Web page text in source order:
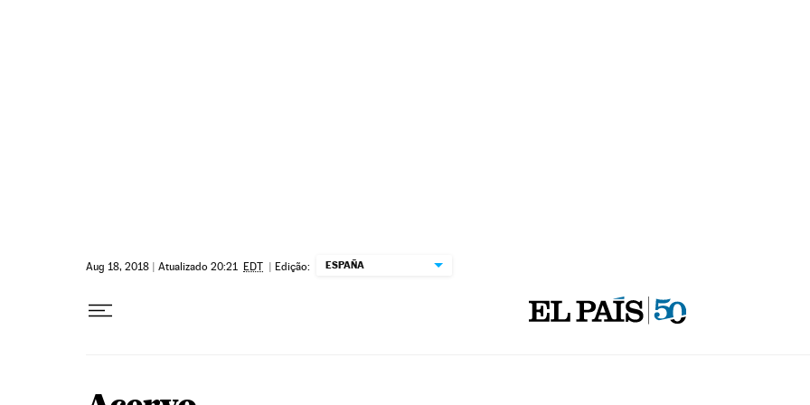
Aug 18, 2018 | Atualizado 20:21 EDT | Edição: ESPAÑA